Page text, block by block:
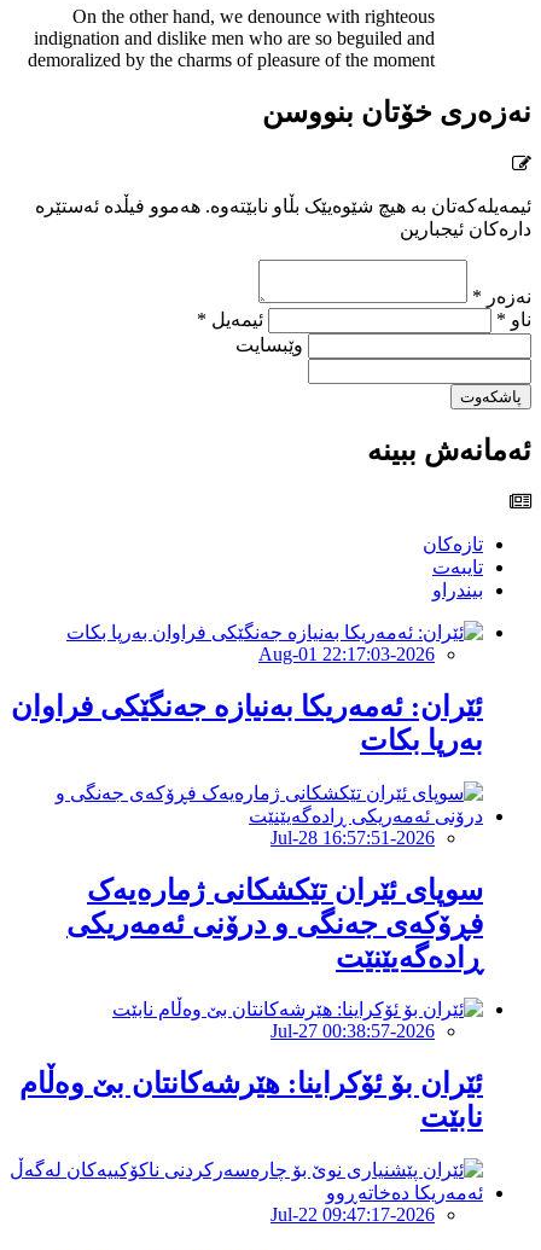
On the other hand, we denounce with righteous
indignation and dislike men who are so beguiled and
demoralized by the charms of pleasure of the moment
نەزەری خۆتان بنووسن
ئیمەیلەکەتان بە هیچ شێوەیێک بڵاو نابێتەوە. هەموو فیڵدە ئەستێرە
دارەکان ئیجبارین
نەزەر *
ناو *
ئیمەیل *
وێبسایت
پاشکەوت
ئەمانەش ببینە
تازەکان
تایبەت
بیندراو
2026-Aug-01 22:17:03
ئێران: ئەمەریکا بەنیازە جەنگێکی فراوان
بەرپا بکات
2026-Jul-28 16:57:51
سوپای ئێران تێکشکانی ژمارەیەک
فڕۆکەی جەنگی و درۆنی ئەمەریکی
ڕادەگەیێنێت
2026-Jul-27 00:38:57
ئێران بۆ ئۆکراینا: هێرشەکانتان بێ وەڵام
نابێت
2026-Jul-22 09:47:17